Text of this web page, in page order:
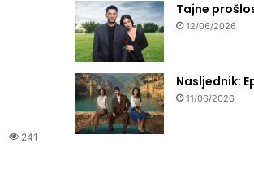
241
Tajne
12/06/2026
Nasljednik:
11/06/2026